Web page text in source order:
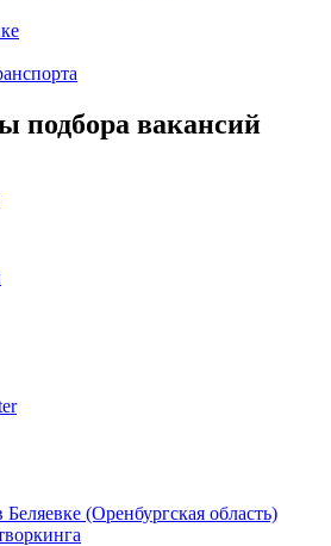
подбора вакансий
(Оренбургская область)